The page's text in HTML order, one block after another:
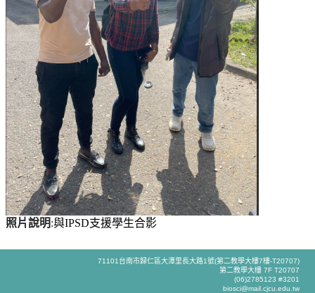
照片說明:與IPSD支援學生合影
71101台南市歸仁區大潭里長大路1號(第二教學大樓7樓-T20707)
第二教學大樓 7F T20707
(06)2785123 #3201
biosci@mail.cjcu.edu.tw